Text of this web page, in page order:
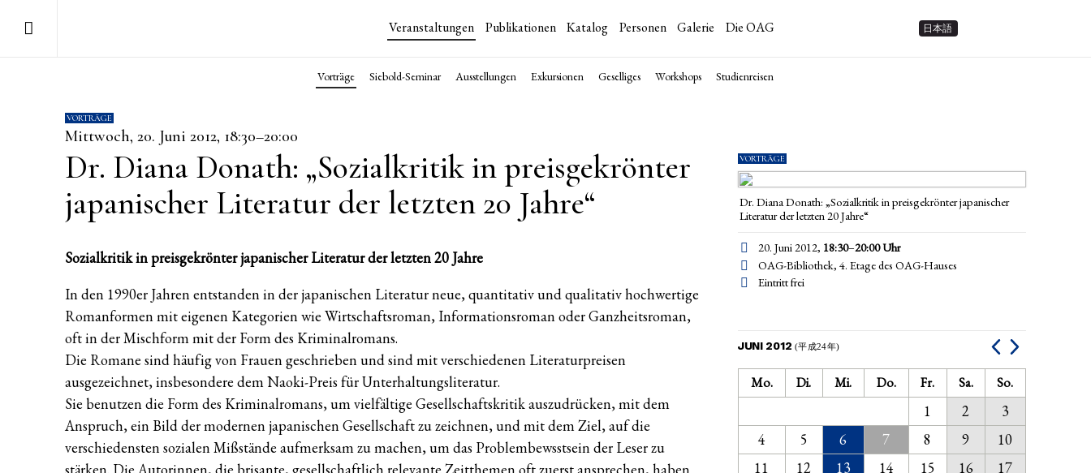
Veranstaltungen Publikationen Katalog Personen Galerie Die OAG 日本語
Vorträge Siebold-Seminar Ausstellungen Exkursionen Geselliges Workshops Studienreisen
VORTRÄGE
Mittwoch, 20. Juni 2012, 18:30–20:00
Dr. Diana Donath: „Sozialkritik in preisgekrönter
japanischer Literatur der letzten 20 Jahre“
Sozialkritik in preisgekrönter japanischer Literatur der letzten 20 Jahre
In den 1990er Jahren entstanden in der japanischen Literatur neue, quantitativ und qualitativ hochwertige
Romanformen mit eigenen Kategorien wie Wirtschaftsroman, Informationsroman oder Ganzheitsroman,
oft in der Mischform mit der Form des Kriminalromans.
Die Romane sind häufig von Frauen geschrieben und sind mit verschiedenen Literaturpreisen
ausgezeichnet, insbesondere dem Naoki-Preis für Unterhaltungsliteratur.
Sie benutzen die Form des Kriminalromans, um vielfältige Gesellschaftskritik auszudrücken, mit dem
Anspruch, ein Bild der modernen japanischen Gesellschaft zu zeichnen, und mit dem Ziel, auf die
verschiedensten sozialen Mißstände aufmerksam zu machen, um das Problembewsstsein der Leser zu
VORTRÄGE
Dr. Diana Donath: „Sozialkritik in preisgekrönter japanischer
Literatur der letzten 20 Jahre“
20. Juni 2012, 18:30–20:00Uhr
OAG-Bibliothek, 4. Etage des OAG-Hauses
Eintritt frei
JUNI 2012(平成24年)
Mo. Di. Mi. Do. Fr. Sa. So.
1 2
3
4
5 6 7 8 9
10
11
12 13 14 15 16
17